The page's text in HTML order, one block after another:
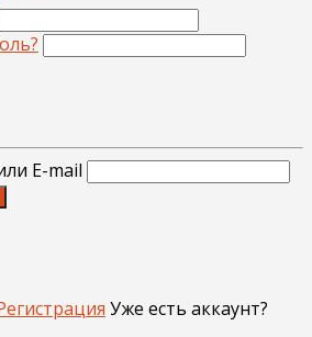
E-mail
Уже есть аккаунт?